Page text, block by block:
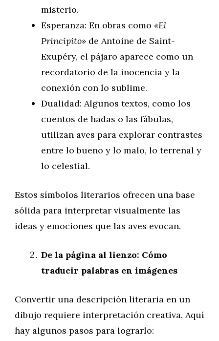
misterio.
Esperanza: En obras como «El
Principito» de Antoine de Saint-
Exupéry, el pájaro aparece como un
recordatorio de la inocencia y la
conexión con lo sublime.
Dualidad: Algunos textos, como los
cuentos de hadas o las fábulas,
utilizan aves para explorar contrastes
entre lo bueno y lo malo, lo terrenal y
lo celestial.
Estos símbolos literarios ofrecen una base
sólida para interpretar visualmente las
ideas y emociones que las aves evocan.
De la página al lienzo: Cómo
traducir palabras en imágenes
Convertir una descripción literaria en un
dibujo requiere interpretación creativa. Aquí
hay algunos pasos para lograrlo: